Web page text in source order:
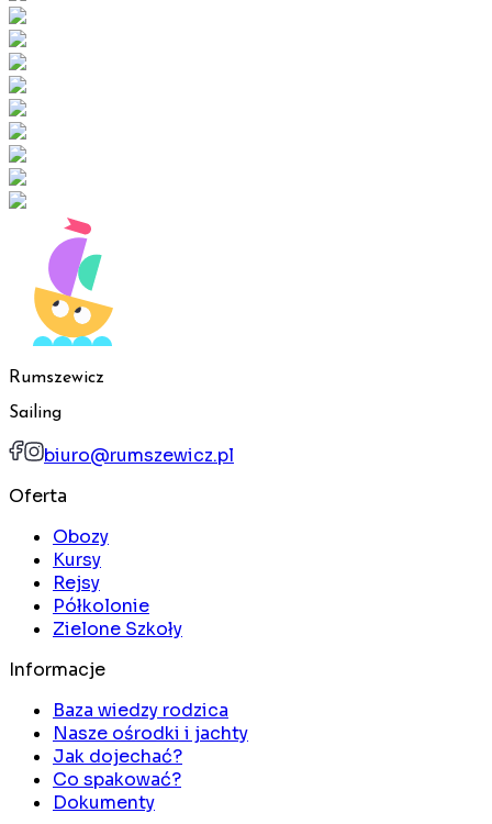
Rumszewicz
Sailing
biuro@rumszewicz.pl
Oferta
Obozy
Kursy
Rejsy
Półkolonie
Zielone Szkoły
Informacje
Baza wiedzy rodzica
Nasze ośrodki i jachty
Jak dojechać?
Co spakować?
Dokumenty